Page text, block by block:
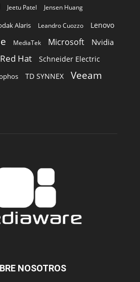
Jeetu Patel Jensen Huang
Alaris Leandro Cuozzo Lenovo
MediaTek Microsoft Nvidia
Red Hat Schneider Electric
TD SYNNEX Veeam
NOSOTROS